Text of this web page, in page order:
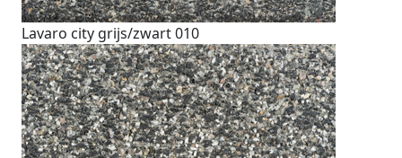
Lavaro city grijs/zwart 010